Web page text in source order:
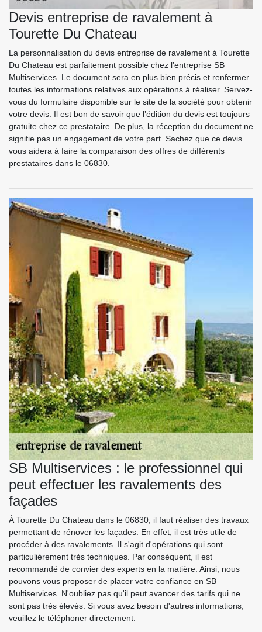
Devis entreprise de ravalement à
Tourette Du Chateau
La personnalisation du devis entreprise de ravalement à Tourette
Du Chateau est parfaitement possible chez l’entreprise SB
Multiservices. Le document sera en plus bien précis et renfermer
toutes les informations relatives aux opérations à réaliser. Servez-
vous du formulaire disponible sur le site de la société pour obtenir
votre devis. Il est bon de savoir que l’édition du devis est toujours
gratuite chez ce prestataire. De plus, la réception du document ne
signifie pas un engagement de votre part. Sachez que ce devis
vous aidera à faire la comparaison des offres de différents
prestataires dans le 06830.
SB Multiservices : le professionnel qui
peut effectuer les ravalements des
façades
À Tourette Du Chateau dans le 06830, il faut réaliser des travaux
permettant de rénover les façades. En effet, il est très utile de
procéder à des ravalements. Il s'agit d'opérations qui sont
particulièrement très techniques. Par conséquent, il est
recommandé de convier des experts en la matière. Ainsi, nous
pouvons vous proposer de placer votre confiance en SB
Multiservices. N'oubliez pas qu'il peut avancer des tarifs qui ne
sont pas très élevés. Si vous avez besoin d'autres informations,
veuillez le téléphoner directement.